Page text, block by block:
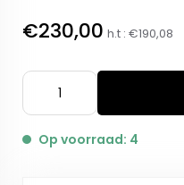
€230,00 h.t : €190,08
Op voorraad: 4